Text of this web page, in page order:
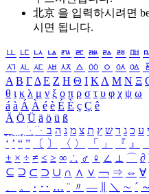
北京 을 입력하시려면
시면 됩니다.
ㅥ ㅦ ㅧ ㅨ ㅩ ㅪ ㅫ ㅬ ㅭ ㅮ
ㅺ ㅻ ㅼ ㅽ ㅾ ㅿ ㆀ ㆁ ㆂ ㆃ
Α Β ΓΔ Ε Ζ Η Θ Ι ΚΛ Μ Ν Ξ
θ ι κ λ μ ν ξ ο π ρ σ τ υ φ χ ψ ω
á à Á À é è É È ç Ç ê
Ä Ö Ü ä ö ü ß
ִֶֹ ֻּ ׁׂ י ע כ ג ד ש ץ ת צ מ נ ה ב
‘ ’ “ ” 〔 〕 〈 〉 「 」 『 』
± × ÷ ≠ ≤ ≥ ∞ ∴ ♂ ♀ ∠ ⊥ ⌒ ∂
⊆ ⊇ ⊂ ⊃ ∪ ∩ ∧ ∨ ￢ ⇒ ⇔ ∀
、
。 · ‥ … ¨ 〃 ― ＼ ∼ ´ ～